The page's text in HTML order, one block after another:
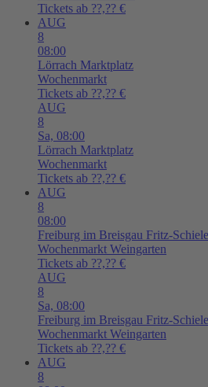
Tickets ab ??,?? €
AUG
8
08:00
Lörrach Marktplatz
Wochenmarkt
Tickets ab ??,?? €
AUG
8
Sa, 08:00
Lörrach Marktplatz
Wochenmarkt
Tickets ab ??,?? €
AUG
8
08:00
Freiburg im Breisgau Fritz-
Wochenmarkt Weingarten
Tickets ab ??,?? €
AUG
8
Sa, 08:00
Freiburg im Breisgau Fritz-
Wochenmarkt Weingarten
Tickets ab ??,?? €
AUG
8